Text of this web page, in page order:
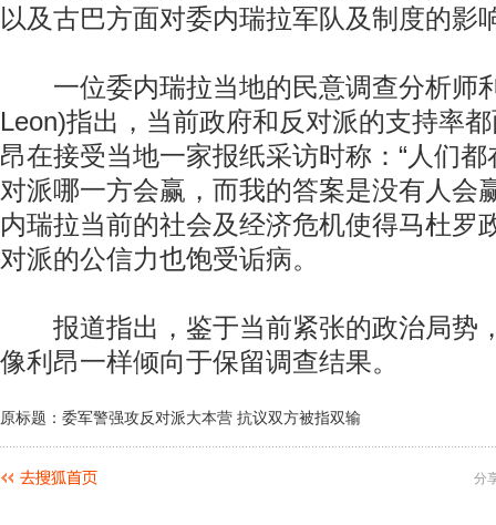
以及古巴方面对委内瑞拉军队及制度的影
一位委内瑞拉当地的民意调查分析师
Leon)指出，当前政府和反对派的支持率
昂在接受当地一家报纸采访时称：“人们
对派哪一方会赢，而我的答案是没有人会
内瑞拉当前的社会及经济危机使得马杜罗
对派的公信力也饱受诟病。
报道指出，鉴于当前紧张的政治局势
像利昂一样倾向于保留调查结果。
原标题：委军警强攻反对派大本营 抗议双方被指双输
分